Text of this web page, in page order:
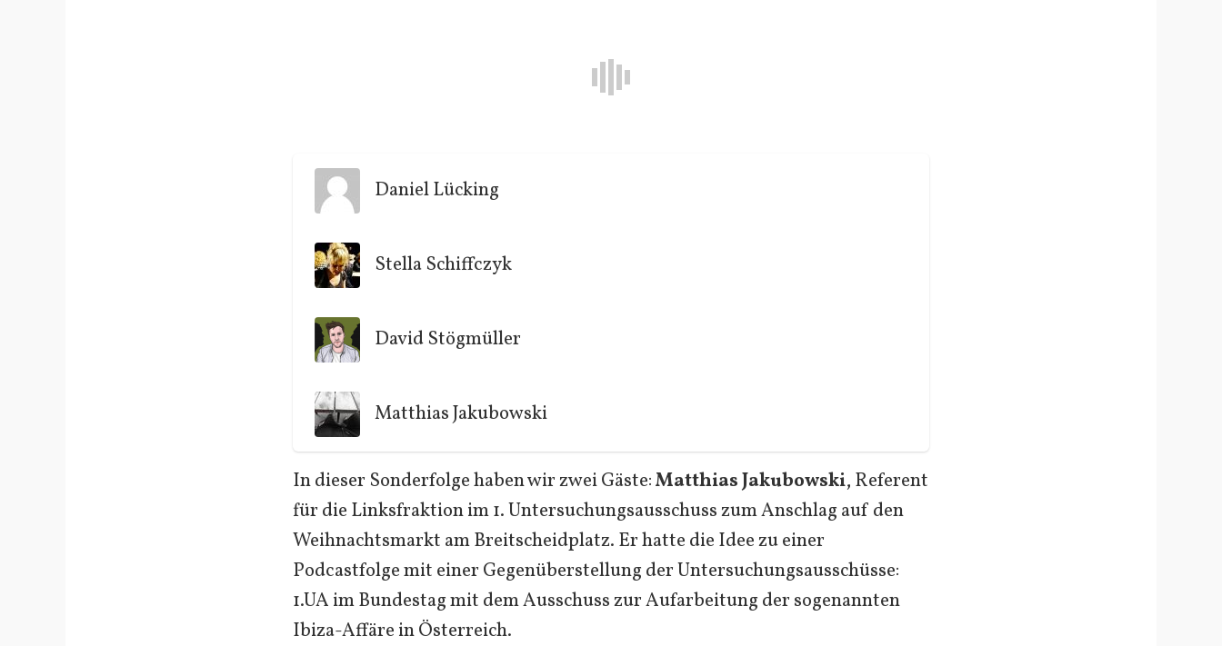
Daniel Lücking
Stella Schiffczyk
David Stögmüller
Matthias Jakubowski
In dieser Sonderfolge haben wir zwei Gäste:Matthias Jakubowski, Referent
für die Linksfraktion im 1. Untersuchungsausschuss zum Anschlag auf den
Weihnachtsmarkt am Breitscheidplatz. Er hatte die Idee zu einer
Podcastfolge mit einer Gegenüberstellung der Untersuchungsausschüsse:
1.UA im Bundestag mit dem Ausschuss zur Aufarbeitung der sogenannten
Ibiza-Affäre in Österreich.